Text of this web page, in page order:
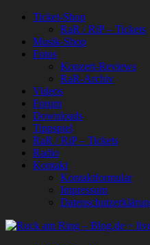
Ticket-Shop
RaR / RiP – Tickets
Musik-Shop
Fotos
Konzert-Reviews
RaR-Archiv
Videos
Forum
Downloads
Tippspiel
RaR / RiP – Tickets
Radio
Kontakt
Kontaktformular
Impressum